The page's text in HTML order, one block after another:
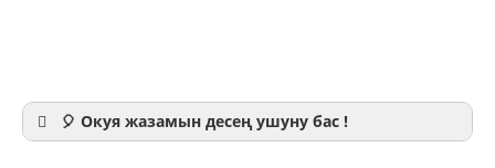
🎈 Окуя жазамын десең ушуну бас !